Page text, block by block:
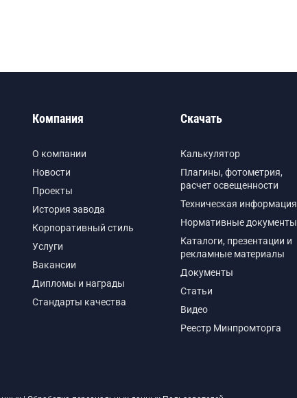
Компания
О компании
Новости
Проекты
История завода
Корпоративный стиль
Услуги
Вакансии
Дипломы и награды
Стандарты качества
Скачать
Калькулятор
Плагины, фотометрия,
расчет освещенности
Техническая информация
Нормативные документы
Каталоги, презентации и
рекламные материалы
Документы
Статьи
Видео
Реестр Минпромторга